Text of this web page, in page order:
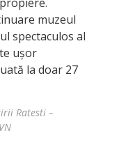
muzeul
spectaculos al
ușor
la doar 27
Ratesti –